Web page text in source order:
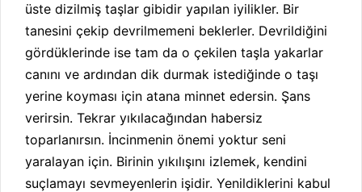
üste dizilmiş taşlar gibidir yapılan iyilikler. Bir
tanesini çekip devrilmemeni beklerler. Devrildiğini
gördüklerinde ise tam da o çekilen taşla yakarlar
canını ve ardından dik durmak istediğinde o taşı
yerine koyması için atana minnet edersin. Şans
verirsin. Tekrar yıkılacağından habersiz
toparlanırsın. İncinmenin önemi yoktur seni
yaralayan için. Birinin yıkılışını izlemek, kendini
suçlamayı sevmeyenlerin işidir. Yenildiklerini kabul